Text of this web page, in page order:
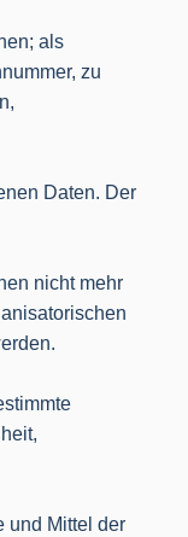
als
zu
Daten. Der
nicht mehr
und Mittel der